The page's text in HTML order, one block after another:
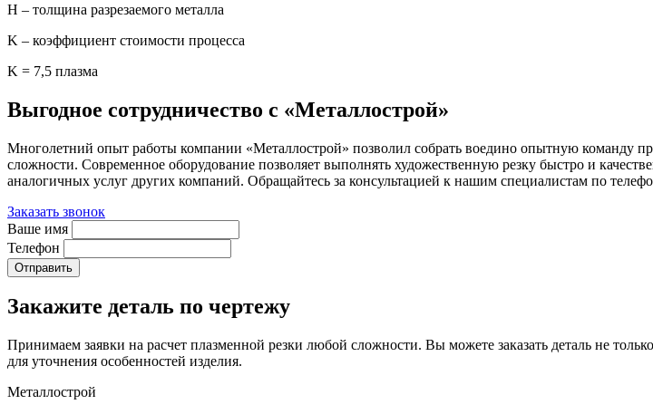
H – толщина разрезаемого металла
K – коэффициент стоимости процесса
K = 7,5 плазма
Выгодное сотрудничество с «Металлострой»
Многолетний опыт работы компании «Металлострой» позволил собрать воедино опытную команду
сложности. Современное оборудование позволяет выполнять художественную резку быстро и
аналогичных услуг других компаний. Обращайтесь за консультацией к нашим специалистам по
Заказать звонок
Ваше имя
Телефон
Закажите деталь по чертежу
Принимаем заявки на расчет плазменной резки любой сложности. Вы можете заказать деталь не
для уточнения особенностей изделия.
Металлострой